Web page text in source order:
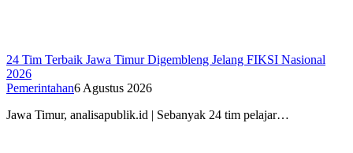
24 Tim Terbaik Jawa Timur Digembleng Jelang FIKSI Nasional
2026
Pemerintahan6 Agustus 2026
Jawa Timur, analisapublik.id | Sebanyak 24 tim pelajar…